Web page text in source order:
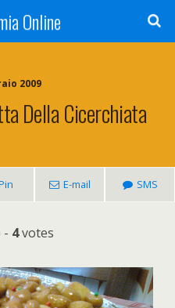
Online
2009
Della Cicerchiata
E-mail SMS
- 4votes